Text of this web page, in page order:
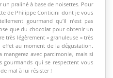
un praliné à base de noisettes. Pour
de Philippe Conticini dont je vous
gourmand qu’il n’est pas
que du chocolat pour obtenir un
très légèrement « granuleuse » très
au moment de la dégustation.
avec parcimonie, mais si
gourmands qui se respectent vous
mal à lui résister !